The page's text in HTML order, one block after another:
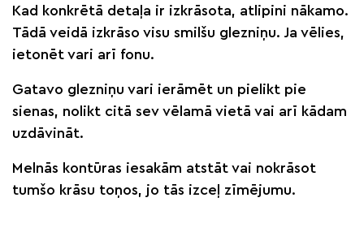
Kad konkrētā detaļa ir izkrāsota, atlipini nākamo.
Tādā veidā izkrāso visu smilšu glezniņu. Ja vēlies,
ietonēt vari arī fonu.
Gatavo glezniņu vari ierāmēt un pielikt pie
sienas, nolikt citā sev vēlamā vietā vai arī kādam
uzdāvināt.
Melnās kontūras iesakām atstāt vai nokrāsot
tumšo krāsu toņos, jo tās izceļ zīmējumu.